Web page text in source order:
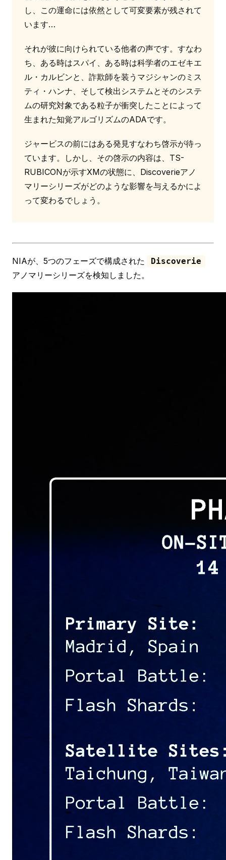
し、この運命には依然として可変要素が残されて
います…
それが彼に向けられている他者の声です。すなわ
ち、ある時はスパイ、ある時は科学者のエゼキエ
ル・カルビンと、詐欺師を装うマジシャンのミス
ティ・ハンナ、そして検出システムとそのシステ
ムの研究対象である粒子が衝突したことによって
生まれた知覚アルゴリズムのADAです。
ジャービスの前にはある発見すなわち啓示が待っ
ています。しかし、その啓示の内容は、TS-
RUBICONが示すXMの状態に、Discoverieアノ
マリーシリーズがどのような影響を与えるかによ
って変わるでしょう。
NIAが、5つのフェーズで構成された Discoverie
アノマリーシリーズを検知しました。